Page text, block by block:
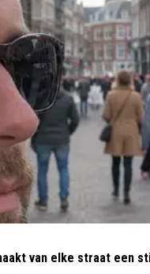
van elke straat een